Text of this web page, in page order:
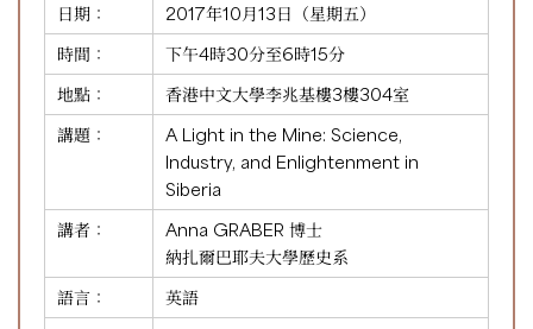
日期：
2017年10月13日（星期五）
時間：
下午4時30分至6時15分
地點：
香港中文大學李兆基樓3樓304室
講題：
A Light in the Mine: Science,
Industry, and Enlightenment in
Siberia
講者：
Anna GRABER 博士
納扎爾巴耶夫大學歷史系
語言：
英語